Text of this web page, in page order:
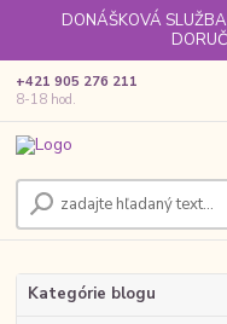
DONÁŠKOVÁ
+421 905 276 211
8-18 hod.
Kategórie blogu